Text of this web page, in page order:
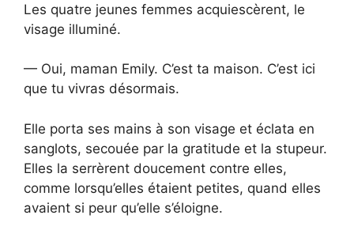
Les quatre jeunes femmes acquiescèrent, le
visage illuminé.
— Oui, maman Emily. C’est ta maison. C’est ici
que tu vivras désormais.
Elle porta ses mains à son visage et éclata en
sanglots, secouée par la gratitude et la stupeur.
Elles la serrèrent doucement contre elles,
comme lorsqu’elles étaient petites, quand elles
avaient si peur qu’elle s’éloigne.